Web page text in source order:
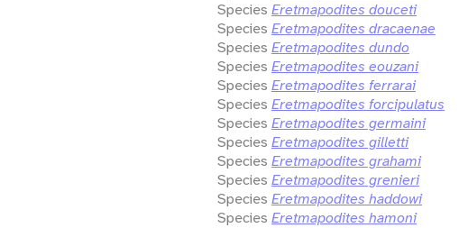
Species Eretmapodites douceti
Species Eretmapodites dracaenae
Species Eretmapodites dundo
Species Eretmapodites eouzani
Species Eretmapodites ferrarai
Species Eretmapodites forcipulatus
Species Eretmapodites germaini
Species Eretmapodites gilletti
Species Eretmapodites grahami
Species Eretmapodites grenieri
Species Eretmapodites haddowi
Species Eretmapodites hamoni